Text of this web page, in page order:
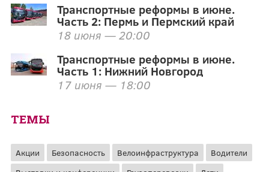
Транспортные реформы в июне.
Часть 2: Пермь и Пермский край
18 июня — 20:00
Транспортные реформы в июне.
Часть 1: Нижний Новгород
17 июня — 18:00
ТЕМЫ
Акции Безопасность Велоинфраструктура
Водители